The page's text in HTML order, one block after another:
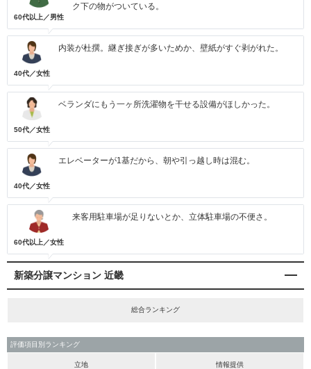
60代以上／男性
ク下の物がついている。
40代／女性
内装が杜撰。継ぎ接ぎが多いためか、壁紙がすぐ剥がれた。
50代／女性
ベランダにもう一ヶ所洗濯物を干せる設備がほしかった。
40代／女性
エレベーターが1基だから、朝や引っ越し時は混む。
60代以上／女性
来客用駐車場が足りないとか、立体駐車場の不便さ。
新築分譲マンション 近畿
総合ランキング
評価項目別ランキング
立地 情報提供